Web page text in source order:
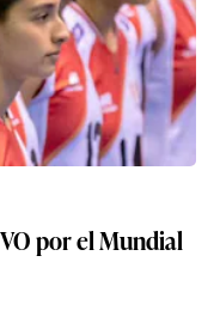
por el Mundial